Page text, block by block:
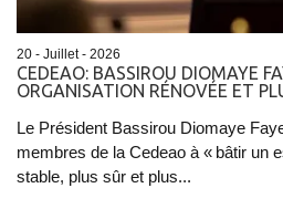
20 - Juillet - 2026
CEDEAO: BASSIROU DIOMAYE
ORGANISATION RÉNOVÉE ET
Le Président Bassirou Diomaye
membres de la Cedeao à « bâtir un
stable, plus sûr et plus...